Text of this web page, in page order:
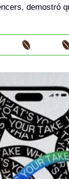
demostró